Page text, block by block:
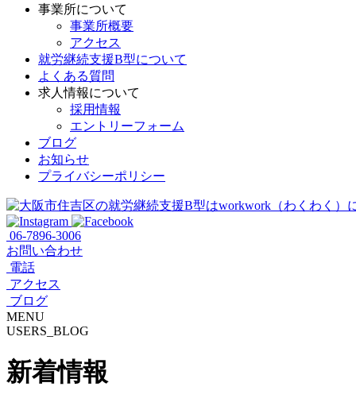
事業所について
事業所概要
アクセス
就労継続支援B型について
よくある質問
求人情報について
採用情報
エントリーフォーム
ブログ
お知らせ
プライバシーポリシー
06-7896-3006
お問い合わせ
電話
アクセス
ブログ
MENU
USERS_BLOG
新着情報